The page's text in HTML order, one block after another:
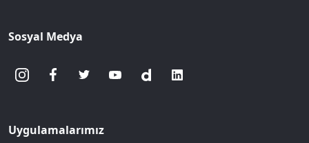
Sosyal Medya
Uygulamalarımız